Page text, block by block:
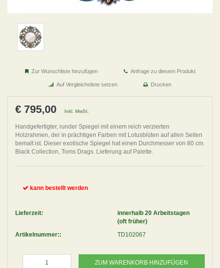
Zur Wunschliste hinzufügen Anfrage zu diesem Produkt
Auf Vergleichsliste setzen Drucken
€ 795,00 Inkl. MwSt.
Handgefertigter, runder Spiegel mit einem reich verzierten
Holzrahmen, der in prächtigen Farben mit Lotusblüten auf allen Seiten
bemalt ist. Dieser exotische Spiegel hat einen Durchmesser von 80 cm.
Black Collection, Toms Drags. Lieferung auf Palette.
kann bestellt werden
Lieferzeit:
innerhalb 20 Arbeitstagen
(oft früher)
Artikelnummer::
TD102067
ZUM WARENKORB HINZUFÜGEN